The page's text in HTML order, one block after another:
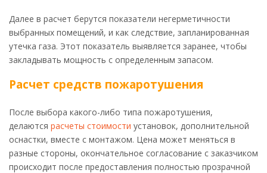
Далее в расчет берутся показатели негерметичности
выбранных помещений, и как следствие, запланированная
утечка газа. Этот показатель выявляется заранее, чтобы
закладывать мощность с определенным запасом.
Расчет средств пожаротушения
После выбора какого-либо типа пожаротушения,
делаются расчеты стоимости установок, дополнительной
оснастки, вместе с монтажом. Цена может меняться в
разные стороны, окончательное согласование с заказчиком
происходит после предоставления полностью прозрачной